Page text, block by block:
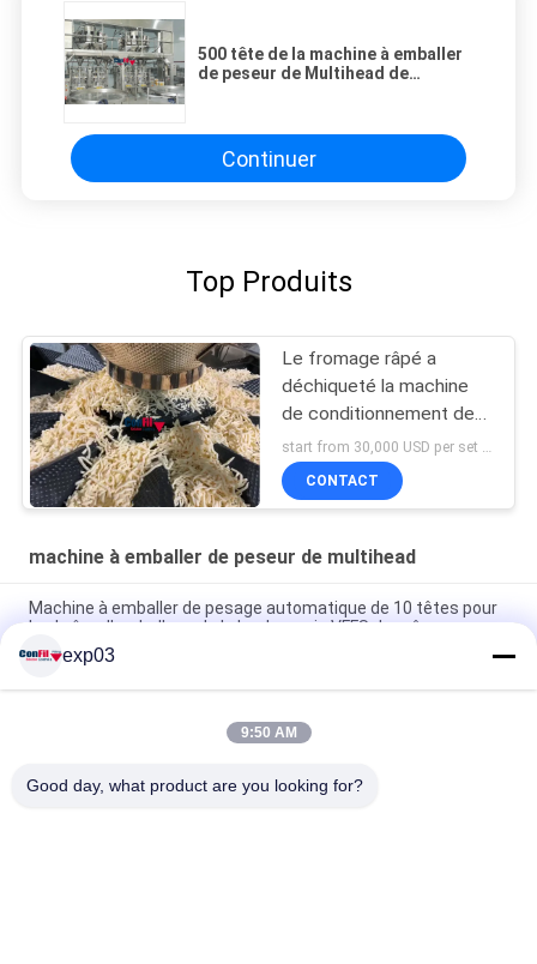
500 tête de la machine à emballer
de peseur de Multihead de
Continuer
Top Produits
Le fromage râpé a
déchiqueté la machine
de conditionnement de
fromage 2000 grammes
CONTACT
machine à emballer de peseur de multihead
Machine à emballer de pesage automatique de 10 têtes pour
la chaîne d'emballage de la boulangerie VFFS de crêpes
pour la fleur de cannabis dans des conteneurs
Machine de conditionnement gommeuse de sucrerie d'ours
exp03
9:50 AM
Good day, what product are you looking for?